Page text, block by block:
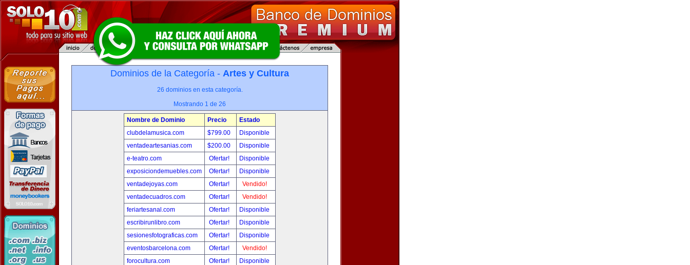
Dominios de la Categoría - Artes y Cultura
26 dominios en esta categoría.
Mostrando 1 de 26
Nombre de Dominio Precio
Estado
clubdelamusica.com
$799.00
Disponible
ventadeartesanias.com
$200.00
Disponible
e-teatro.com
Ofertar!
Disponible
exposiciondemuebles.com
Ofertar!
Disponible
ventadejoyas.com
Ofertar!
Vendido!
ventadecuadros.com
Ofertar!
Vendido!
feriartesanal.com
Ofertar!
Disponible
escribirunlibro.com
Ofertar!
Disponible
sesionesfotograficas.com
Ofertar!
Disponible
eventosbarcelona.com
Ofertar!
Vendido!
forocultura.com
Ofertar!
Disponible